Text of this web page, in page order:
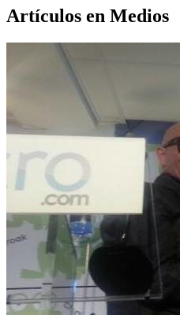
Artículos en Medios